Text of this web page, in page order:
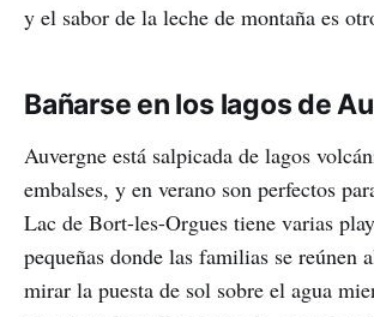
y el sabor de la leche de montaña es
Bañarse en los lagos de
Auvergne está salpicada de lagos
embalses, y en verano son perfectos
Lac de Bort-les-Orgues tiene varias
pequeñas donde las familias se reúnen
mirar la puesta de sol sobre el agua